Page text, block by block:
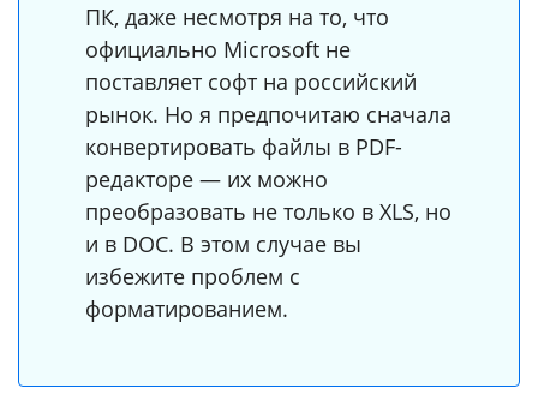
ПК, даже несмотря на то, что
официально Microsoft не
поставляет софт на российский
рынок. Но я предпочитаю сначала
конвертировать файлы в PDF-
редакторе — их можно
преобразовать не только в XLS, но
и в DOC. В этом случае вы
избежите проблем с
форматированием.